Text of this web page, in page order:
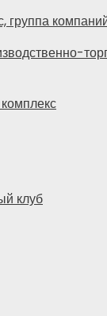
группа
клуб